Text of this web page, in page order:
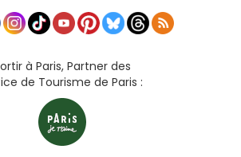
à Paris, Partner des
de Tourisme de Paris :